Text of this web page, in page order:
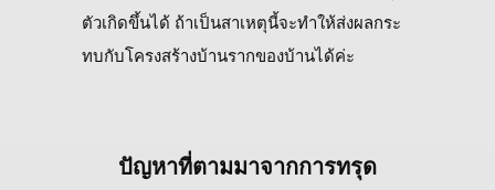
ตัวเกิดขึ้นได้ ถ้าเป็นสาเหตุนี้จะทำให้ส่งผลกระ
ทบกับโครงสร้างบ้านรากของบ้านได้ค่ะ
ปัญหาที่ตามมาจากการทรุด